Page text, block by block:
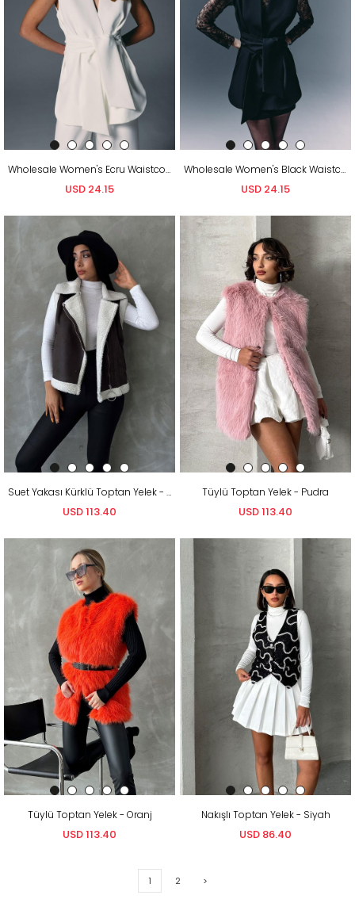
Wholesale Women's Ecru Waistcoat with Belt
USD 24.15
Wholesale Women's Black Waistcoat with Belt
USD 24.15
Suet Yakası Kürklü Toptan Yelek - Antrasit Krem
USD 113.40
Tüylü Toptan Yelek - Pudra
USD 113.40
Tüylü Toptan Yelek - Oranj
USD 113.40
Nakışlı Toptan Yelek - Siyah
USD 86.40
1 2 >